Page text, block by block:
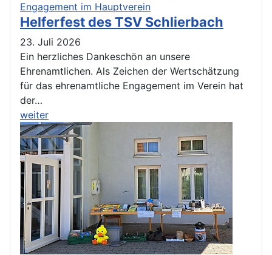
Engagement im Hauptverein
Helferfest des TSV Schlierbach
23. Juli 2026
Ein herzliches Dankeschön an unsere
Ehrenamtlichen. Als Zeichen der Wertschätzung
für das ehrenamtliche Engagement im Verein hat
der…
weiter